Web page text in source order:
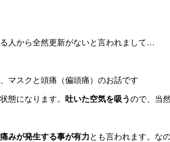
人から全然更新がないと言われまして…
マスクと頭痛（偏頭痛）のお話です
態になります。 吐いた空気を吸うので、当然
みが発生する事が有力とも言われます。な